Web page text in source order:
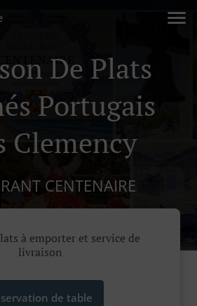
De Plats
Portugais
Clemency
CENTENAIRE
à emporter et service de
livraison
de table